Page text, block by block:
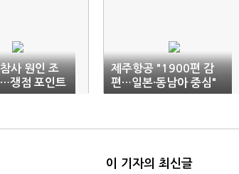
사 원인 조
쟁점 포인트
제주항공 "1900편 감
편…일본·동남아 중심"
이 기자의 최신글